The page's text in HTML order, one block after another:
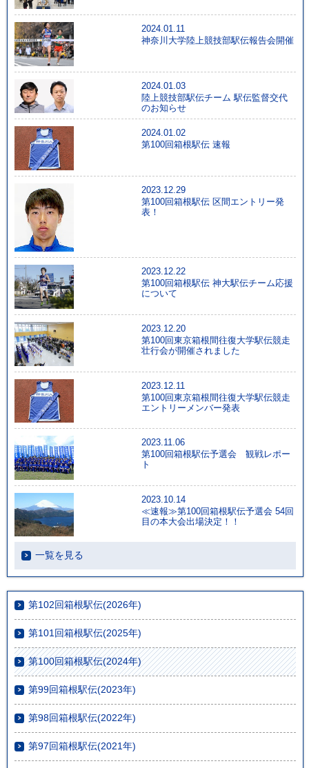
2024.01.11
神奈川大学陸上競技部駅伝報告会開催
2024.01.03
陸上競技部駅伝チーム 駅伝監督交代
のお知らせ
2024.01.02
第100回箱根駅伝 速報
2023.12.29
第100回箱根駅伝 区間エントリー発
表！
2023.12.22
第100回箱根駅伝 神大駅伝チーム応援
について
2023.12.20
第100回東京箱根間往復大学駅伝競走
壮行会が開催されました
2023.12.11
第100回東京箱根間往復大学駅伝競走
エントリーメンバー発表
2023.11.06
第100回箱根駅伝予選会 観戦レポー
ト
2023.10.14
≪速報≫第100回箱根駅伝予選会 54回
目の本大会出場決定！！
一覧を見る
第102回箱根駅伝(2026年)
第101回箱根駅伝(2025年)
第100回箱根駅伝(2024年)
第99回箱根駅伝(2023年)
第98回箱根駅伝(2022年)
第97回箱根駅伝(2021年)